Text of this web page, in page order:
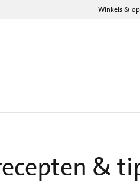
Winkels &
&